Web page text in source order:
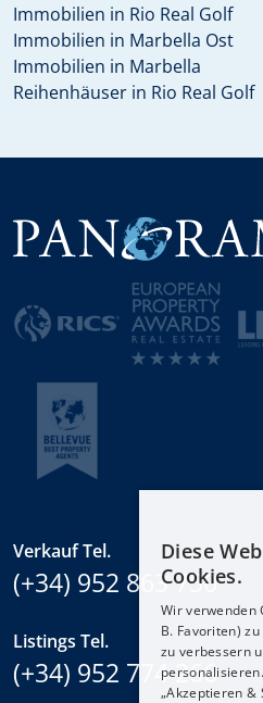
Immobilien in Rio Real Golf
Immobilien in Marbella Ost
Immobilien in Marbella
Reihenhäuser in Rio Real Golf
Verkauf Tel.
(+34) 952 863 750
Listings Tel.
(+34) 952 774 266
Diese
Cookies.
Wir verwenden
B. Favoriten)
zu verbessern
„Akzeptieren &